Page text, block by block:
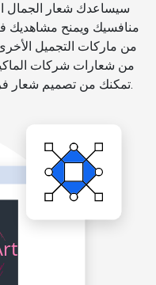
سيساعدك شعار الجمال
منافسيك ويمنح
من ماركات التجميل
من شعارات شركات
تمكنك من تصميم شعار فريد قد يصور مكانة علامتك التجارية.